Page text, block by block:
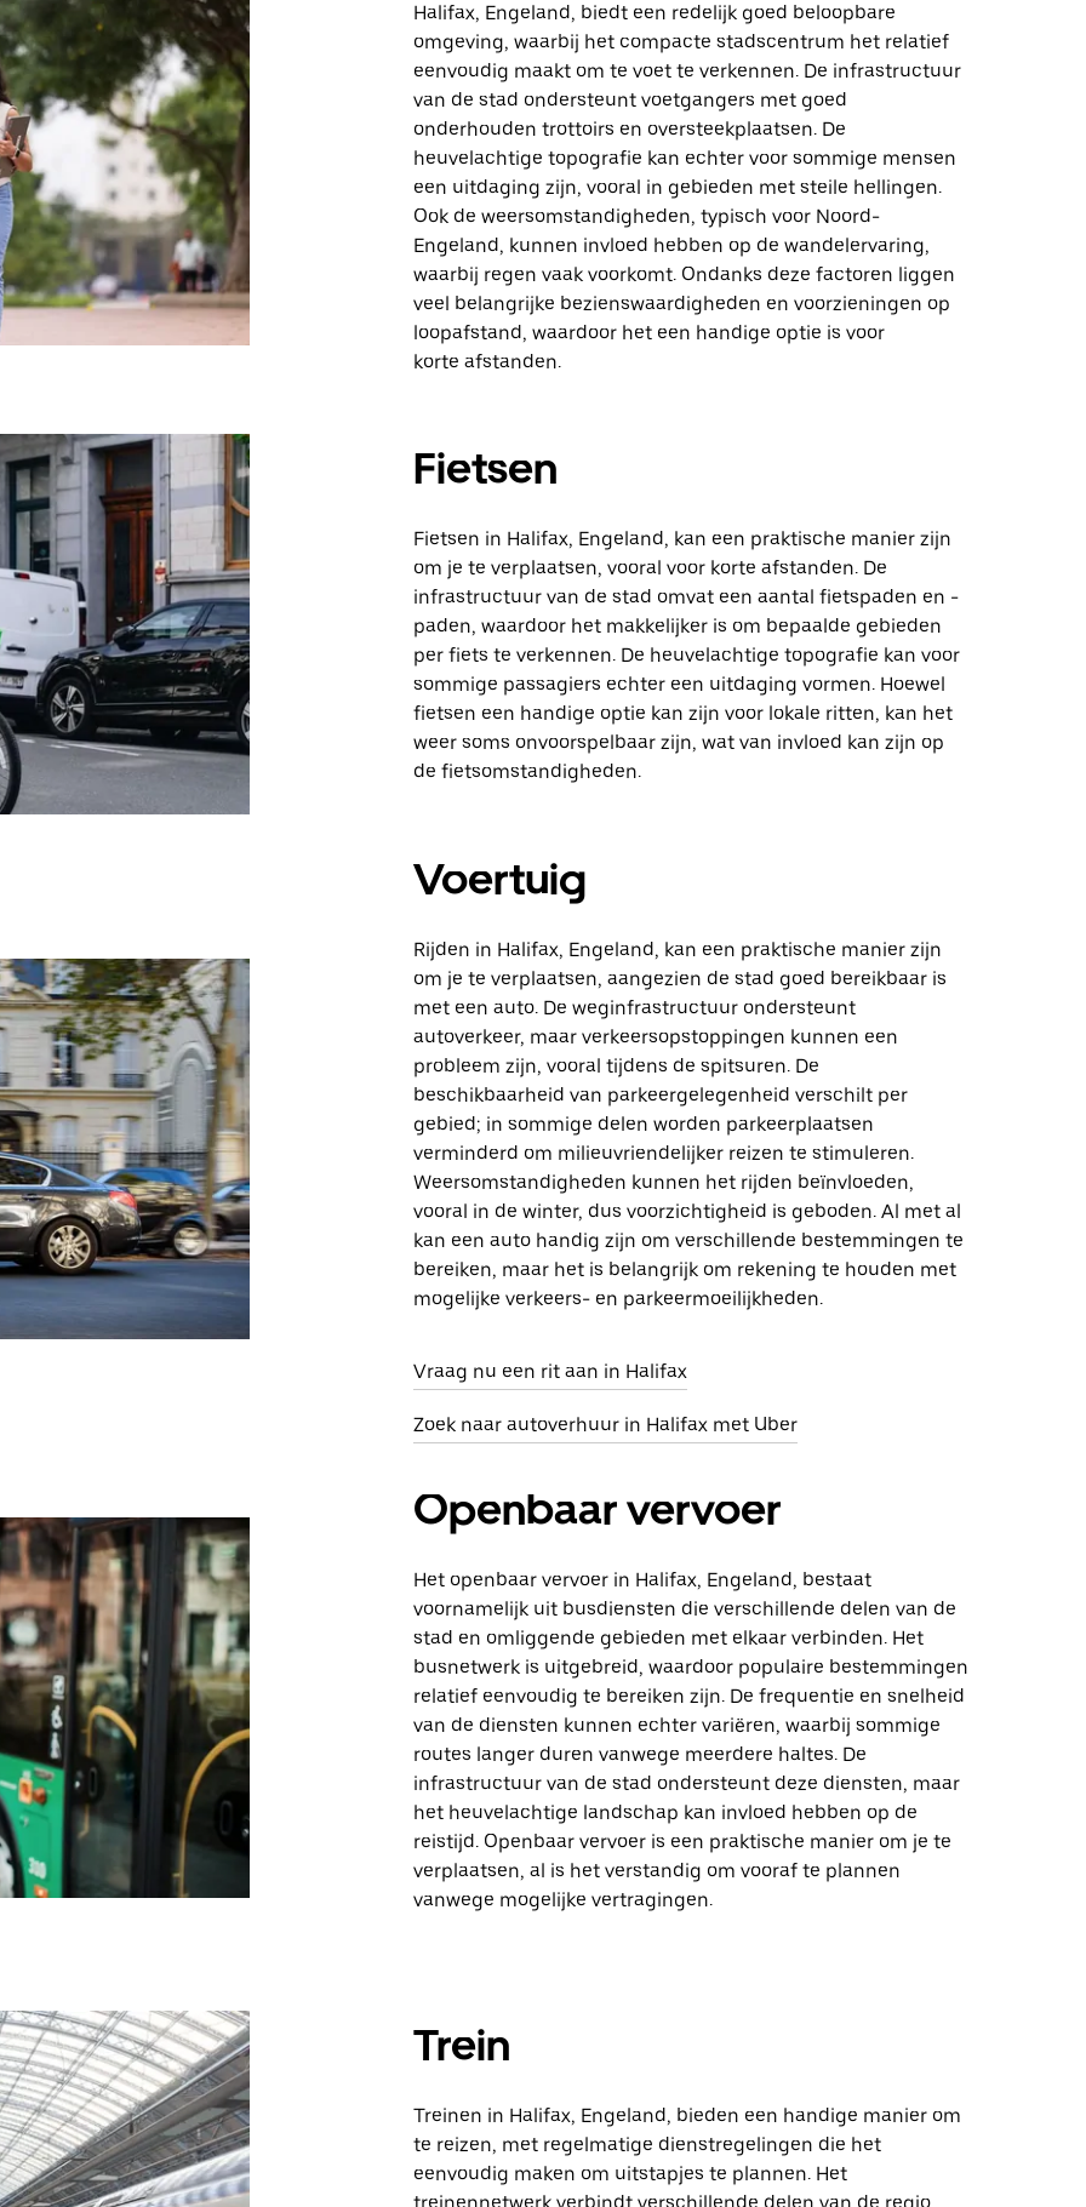
Halifax, Engeland, biedt een redelijk goed beloopbare
omgeving, waarbij het compacte stadscentrum het relatief
eenvoudig maakt om te voet te verkennen. De infrastructuur
van de stad ondersteunt voetgangers met goed
onderhouden trottoirs en oversteekplaatsen. De
heuvelachtige topografie kan echter voor sommige mensen
een uitdaging zijn, vooral in gebieden met steile hellingen.
Ook de weersomstandigheden, typisch voor Noord-
Engeland, kunnen invloed hebben op de wandelervaring,
waarbij regen vaak voorkomt. Ondanks deze factoren liggen
veel belangrijke bezienswaardigheden en voorzieningen op
loopafstand, waardoor het een handige optie is voor
korte afstanden.
Fietsen
Fietsen in Halifax, Engeland, kan een praktische manier zijn
om je te verplaatsen, vooral voor korte afstanden. De
infrastructuur van de stad omvat een aantal fietspaden en -
paden, waardoor het makkelijker is om bepaalde gebieden
per fiets te verkennen. De heuvelachtige topografie kan voor
sommige passagiers echter een uitdaging vormen. Hoewel
fietsen een handige optie kan zijn voor lokale ritten, kan het
weer soms onvoorspelbaar zijn, wat van invloed kan zijn op
de fietsomstandigheden.
Voertuig
Rijden in Halifax, Engeland, kan een praktische manier zijn
om je te verplaatsen, aangezien de stad goed bereikbaar is
met een auto. De weginfrastructuur ondersteunt
autoverkeer, maar verkeersopstoppingen kunnen een
probleem zijn, vooral tijdens de spitsuren. De
beschikbaarheid van parkeergelegenheid verschilt per
gebied; in sommige delen worden parkeerplaatsen
verminderd om milieuvriendelijker reizen te stimuleren.
Weersomstandigheden kunnen het rijden beïnvloeden,
vooral in de winter, dus voorzichtigheid is geboden. Al met al
kan een auto handig zijn om verschillende bestemmingen te
bereiken, maar het is belangrijk om rekening te houden met
mogelijke verkeers- en parkeermoeilijkheden.
Vraag nu een rit aan in Halifax
Zoek naar autoverhuur in Halifax met Uber
Openbaar vervoer
Het openbaar vervoer in Halifax, Engeland, bestaat
voornamelijk uit busdiensten die verschillende delen van de
stad en omliggende gebieden met elkaar verbinden. Het
busnetwerk is uitgebreid, waardoor populaire bestemmingen
relatief eenvoudig te bereiken zijn. De frequentie en snelheid
van de diensten kunnen echter variëren, waarbij sommige
routes langer duren vanwege meerdere haltes. De
infrastructuur van de stad ondersteunt deze diensten, maar
het heuvelachtige landschap kan invloed hebben op de
reistijd. Openbaar vervoer is een praktische manier om je te
verplaatsen, al is het verstandig om vooraf te plannen
vanwege mogelijke vertragingen.
Trein
Treinen in Halifax, Engeland, bieden een handige manier om
te reizen, met regelmatige dienstregelingen die het
eenvoudig maken om uitstapjes te plannen. Het